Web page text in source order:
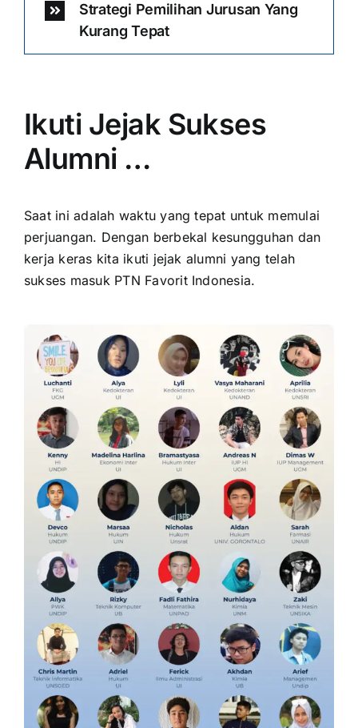
Strategi Pemilihan Jurusan Yang
Kurang Tepat
Ikuti Jejak Sukses
Alumni …
Saat ini adalah waktu yang tepat untuk memulai
perjuangan. Dengan berbekal kesungguhan dan
kerja keras kita ikuti jejak alumni yang telah
sukses masuk PTN Favorit Indonesia.